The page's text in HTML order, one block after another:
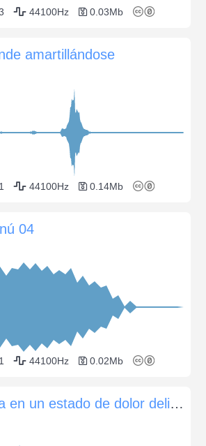
44100Hz 0.03Mb
amartillándose
44100Hz 0.14Mb
04
44100Hz 0.02Mb
La mujer grita en un estado de dolor delirio o psicosis